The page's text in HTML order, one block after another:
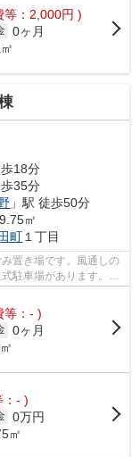
等：2,000円 )
0ヶ月
歩18分
歩35分
」駅 徒歩50分
㎡
町 １丁目
置き場です。風通しの
駐車場があります。こ
等：- )
0ヶ月
：- )
0万円
㎡